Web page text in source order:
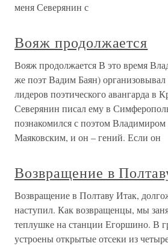
меня Северянин с
Вояж продолжается
Вояж продолжается В это время
же поэт Вадим Баян)
лидеров поэтического авангарда в
Северянин писал ему в
познакомился с поэтом
Маяковским, и он – гений. Если он
Возвращение в
Возвращение в Полтаву Итак,
наступил. Как возвращенцы, мы
теплушке на станции Егоршино. В
устроены открытые отсеки из